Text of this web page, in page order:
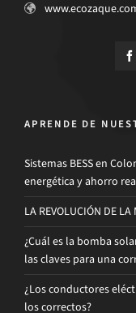
APRENDE DE
Sistemas BESS en
energética y ahorro
LA REVOLUCIÓN DE
¿Cuál es la bomba
las claves para una
¿Los conductores
los correctos?